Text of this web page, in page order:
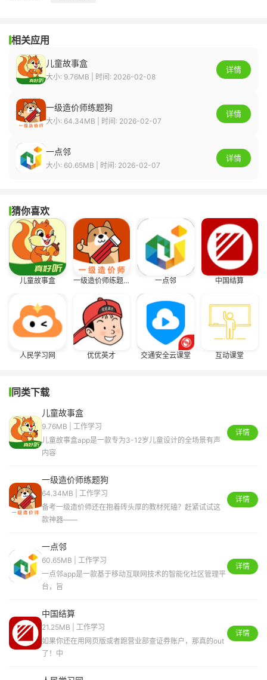
相关应用
儿童故事盒
大小: 9.76MB | 时间: 2026-02-08
详情
一级造价师练题狗
大小: 64.34MB | 时间: 2026-02-07
详情
一点邻
大小: 60.65MB | 时间: 2026-02-07
详情
猜你喜欢
儿童故事盒 一级造价师练题狗 一点邻 中国结算
人民学习网 优优英才 交通安全云课堂 互动课堂
同类下载
儿童故事盒
9.76MB | 工作学习
儿童故事盒app是一款专为3-12岁儿童设计的全场景有声
内容
详情
一级造价师练题狗
64.34MB | 工作学习
备考一级造价师还在抱着砖头厚的教材死磕？赶紧试试这
款神器——
详情
一点邻
60.65MB | 工作学习
一点邻app是一款基于移动互联网技术的智能化社区管理平
台，旨
详情
中国结算
21.25MB | 工作学习
如果你还在用网页版或者跑营业部查证券账户，那真的out
了！中
详情